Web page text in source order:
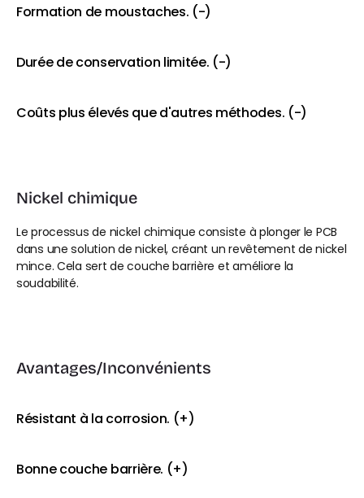
Formation de moustaches. (-)
Durée de conservation limitée. (-)
Coûts plus élevés que d'autres méthodes. (-)
Nickel chimique
Le processus de nickel chimique consiste à plonger le PCB
dans une solution de nickel, créant un revêtement de nickel
mince. Cela sert de couche barrière et améliore la
soudabilité.
Avantages/Inconvénients
Résistant à la corrosion. (+)
Bonne couche barrière. (+)